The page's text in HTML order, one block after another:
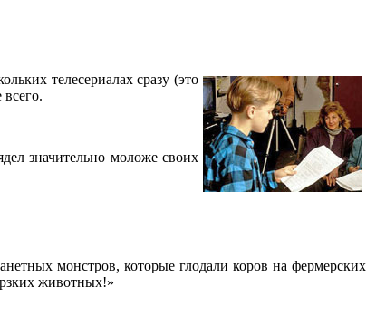
телесериалах сразу (это
значительно моложе своих
монстров, которые глодали коров на фермерских
животных!»